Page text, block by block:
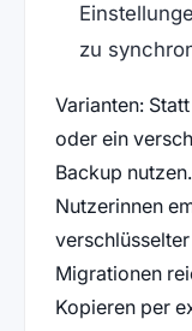
zu
Varianten:
oder ein
Backup
Nutzerinnen
Migrationen
Kopieren per